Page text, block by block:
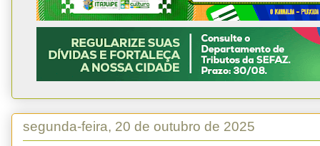
segunda-feira, 20 de outubro de 2025